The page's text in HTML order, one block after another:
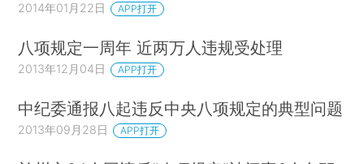
2014年01月22日 APP打开
八项规定一周年 近两万人违规受处理
2013年12月04日 APP打开
中纪委通报八起违反中央八项规定的典型问题
2013年09月28日 APP打开